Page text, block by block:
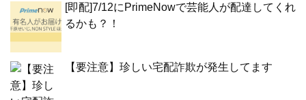
[即配]7/12にPrimeNowで芸能人が配達してくれ
るかも？！
【要注意】珍しい宅配詐欺が発生してます